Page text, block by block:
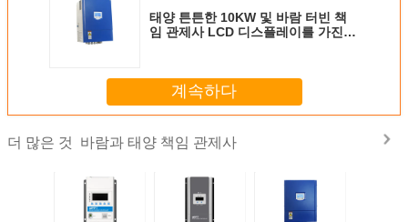
태양 튼튼한 10KW 및 바람 터빈 책
임 관제사 LCD 디스플레이를 가진
계속하다
더 많은 것 바람과 태양 책임 관제사